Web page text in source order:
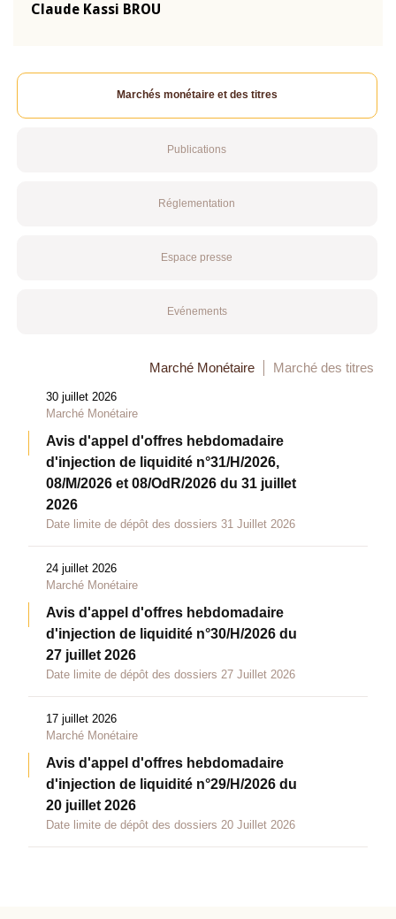
Claude Kassi BROU
Marchés monétaire et des titres
Publications
Réglementation
Espace presse
Evénements
Marché Monétaire Marché des titres
30 juillet 2026
Marché Monétaire
Avis d'appel d'offres hebdomadaire
d'injection de liquidité n°31/H/2026,
08/M/2026 et 08/OdR/2026 du 31 juillet
2026
Date limite de dépôt des dossiers 31 Juillet 2026
24 juillet 2026
Marché Monétaire
Avis d'appel d'offres hebdomadaire
d'injection de liquidité n°30/H/2026 du
27 juillet 2026
Date limite de dépôt des dossiers 27 Juillet 2026
17 juillet 2026
Marché Monétaire
Avis d'appel d'offres hebdomadaire
d'injection de liquidité n°29/H/2026 du
20 juillet 2026
Date limite de dépôt des dossiers 20 Juillet 2026